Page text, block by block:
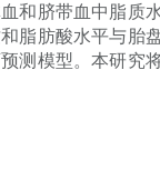
和脐带血中脂质
脂肪酸水平与胎
测模型。本研究